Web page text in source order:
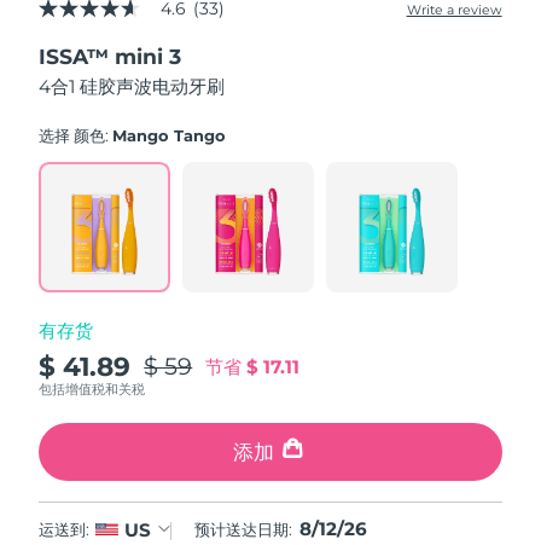
4.6
of
5
stars,
rating
Read
Reviews.
Same
page
link.
4.6 (33) Write a review
ISSA™ mini 3
4合1 硅胶声波电动牙刷
选择 颜色: Mango Tango
有存货
$ 41.89 $ 59 节省$ 17.11
包括增值税和关税
添加
运送到: US 预计送达日期: 8/12/26
马来西亚
马耳他
墨西哥 预计送达日期15/08/2026
摩纳哥 预计送达日期12/08/2026
荷兰
新西兰
挪威 11/08/2026
阿曼 预计送达日期14/08/2026